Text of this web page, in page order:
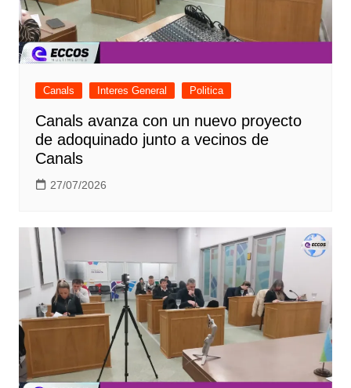
Canals Interes General Politica
Canals avanza con un nuevo proyecto
de adoquinado junto a vecinos de
Canals
27/07/2026